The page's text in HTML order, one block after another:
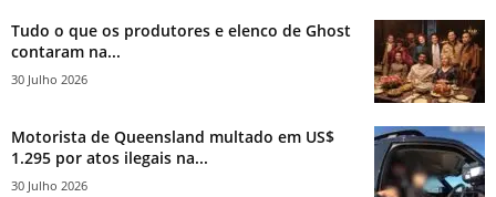
Tudo o que os produtores e elenco de Ghost
contaram na...
30 Julho 2026
Motorista de Queensland multado em US$
1.295 por atos ilegais na...
30 Julho 2026